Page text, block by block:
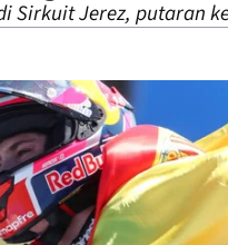
Sirkuit Jerez, putaran